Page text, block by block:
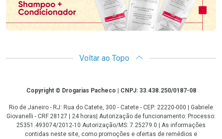
Voltar ao Topo
CopyrightCopyright © Drogarias Pacheco | CNPJ: 33.438.250/0187-08
Rio de Janeiro - RJ: Rua do Catete, 300 - Catete - CEP: 22220-000 | Gabriele
Giovanelli - CRF 28127 | 24 horas| Autorização de funcionamento: Processo:
25351.493074/2012-10 Autorização/MS: 7.25279.0 | As informações
contidas neste site, como promoções e ofertas de remédios e